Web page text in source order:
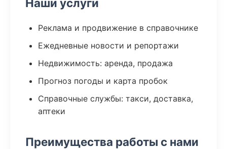
Наши услуги
Реклама и продвижение в справочнике
Ежедневные новости и репортажи
Недвижимость: аренда, продажа
Прогноз погоды и карта пробок
Справочные службы: такси, доставка,
аптеки
Преимущества работы с нами